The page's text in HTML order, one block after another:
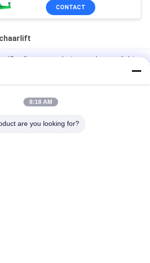
CONTACT
voor het verwerken van licht
lading heftafel hefboomlader voor 2000 kg
schaarlift, solide en duurzame
8:18 AM
are you looking for?